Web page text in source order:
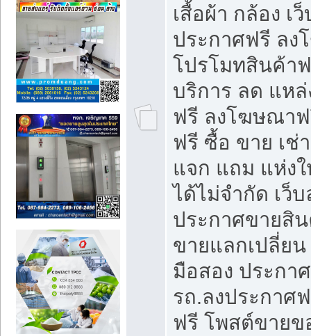
เสื้อผ้า กล้อง เ
ประกาศฟรี ล
โปรโมทสินค้า
บริการ ลด แห
ฟรี ลงโฆษณา
ฟรี ซื้อ ขาย เช่
แจก แถม แห่ง
ได้ไม่จำกัด เว็
ประกาศขายสิ
ขายแลกเปลี่ย
มือสอง ประกา
รถ.ลงประกาศ
ฟรี โพสต์ขาย